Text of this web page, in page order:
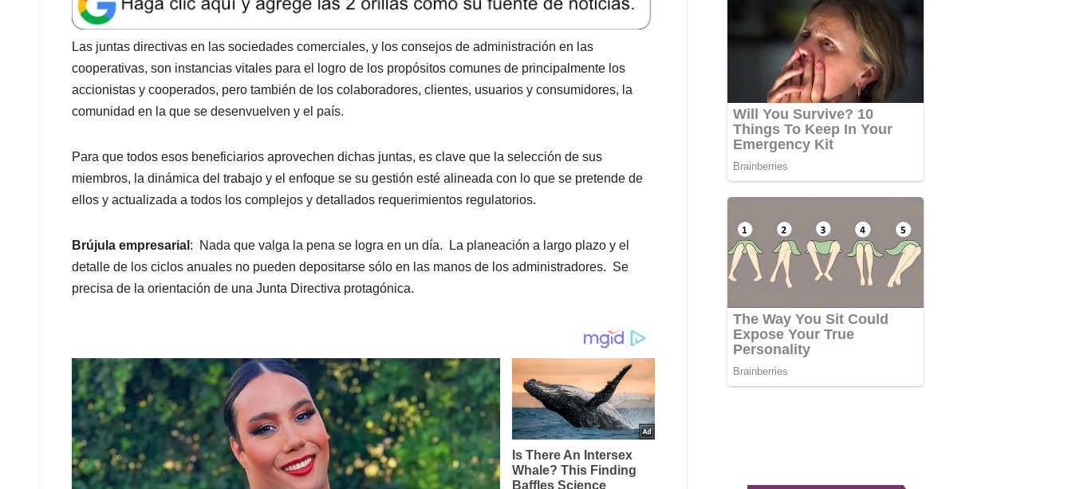
t
s
A
p
p
e
b
o
o
k
k
e
d
n
l
e
a
d
s
Las juntas directivas en las sociedades comerciales, y los consejos de administración en las
cooperativas, son instancias vitales para el logro de los propósitos comunes de principalmente los
accionistas y cooperados, pero también de los colaboradores, clientes, usuarios y consumidores, la
comunidad en la que se desenvuelven y el país.
Para que todos esos beneficiarios aprovechen dichas juntas, es clave que la selección de sus
miembros, la dinámica del trabajo y el enfoque se su gestión esté alineada con lo que se pretende de
ellos y actualizada a todos los complejos y detallados requerimientos regulatorios.
Brújula empresarial : Nada que valga la pena se logra en un día. La planeación a largo plazo y el
detalle de los ciclos anuales no pueden depositarse sólo en las manos de los administradores. Se
precisa de la orientación de una Junta Directiva protagónica.